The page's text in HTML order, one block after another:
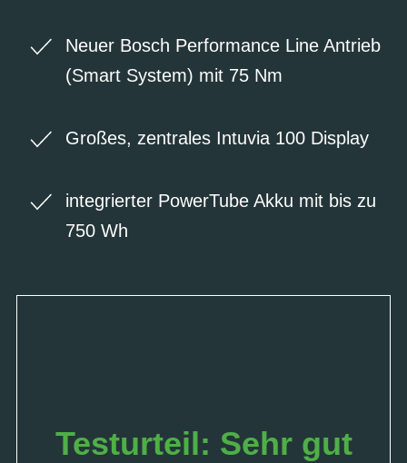
Neuer Bosch Performance Line Antrieb
(Smart System) mit 75 Nm
Großes, zentrales Intuvia 100 Display
integrierter PowerTube Akku mit bis zu
750 Wh
Testurteil: Sehr gut